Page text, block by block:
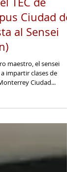
TEC de
Ciudad de
al Sensei
Ciudad...